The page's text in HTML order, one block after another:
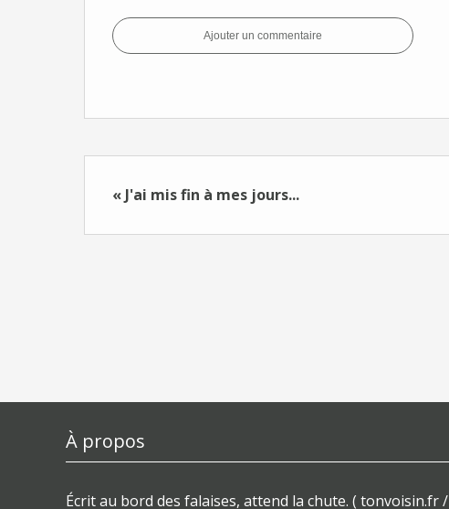
Ajouter un commentaire
« J'ai mis fin à mes jours...
À propos
Écrit au bord des falaises, attend la chute. ( tonvoisin.fr /